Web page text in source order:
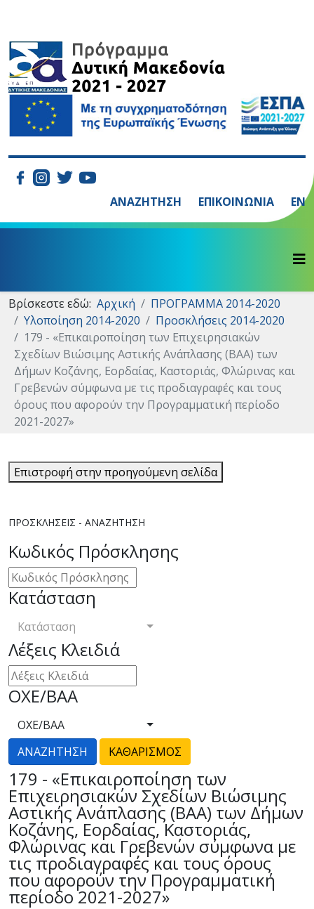
ΑΝΑΖΗΤΗΣΗ ΕΠΙΚΟΙΝΩΝΙΑ EN
Βρίσκεστε εδώ: Αρχική
ΠΡΟΓΡΑΜΜΑ 2014-2020
Υλοποίηση 2014-2020
Προσκλήσεις 2014-2020
179 - «Επικαιροποίηση των Επιχειρησιακών
Σχεδίων Βιώσιμης Αστικής Ανάπλασης (ΒΑΑ) των
Δήμων Κοζάνης, Εορδαίας, Καστοριάς, Φλώρινας και
Γρεβενών σύμφωνα με τις προδιαγραφές και τους
όρους που αφορούν την Προγραμματική περίοδο
2021-2027»
Επιστροφή στην προηγούμενη σελίδα
ΠΡΟΣΚΛΉΣΕΙΣ - ΑΝΑΖΉΤΗΣΗ
Κωδικός Πρόσκλησης
Κατάσταση
Κατάσταση
Λέξεις Κλειδιά
ΟΧΕ/ΒΑΑ
ΟΧΕ/ΒΑΑ
179 - «Επικαιροποίηση των
Επιχειρησιακών Σχεδίων Βιώσιμης
Αστικής Ανάπλασης (ΒΑΑ) των Δήμων
Κοζάνης, Εορδαίας, Καστοριάς,
Φλώρινας και Γρεβενών σύμφωνα με
τις προδιαγραφές και τους όρους
που αφορούν την Προγραμματική
περίοδο 2021-2027»